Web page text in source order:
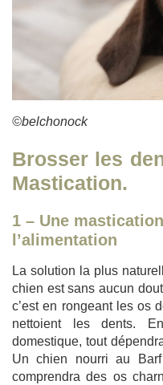
©belchonock
Brosser les
Mastication.
1 – Une
l’alimentation
La solution la plus
chien est sans aucun
c’est en rongeant les os
nettoient les dents.
domestique, tout
Un chien nourri au
comprendra des os